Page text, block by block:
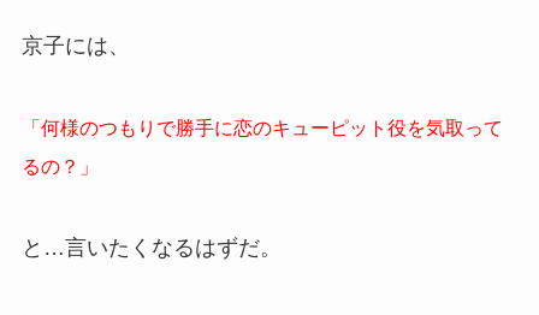
京子には、
「何様のつもりで勝手に恋のキューピット役を気取って
るの？」
と…言いたくなるはずだ。